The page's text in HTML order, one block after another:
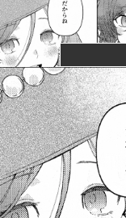
一般作だけどエ
てしまった作...
【悲報】 幻影旅
無しになる
【速報】ひろゆ